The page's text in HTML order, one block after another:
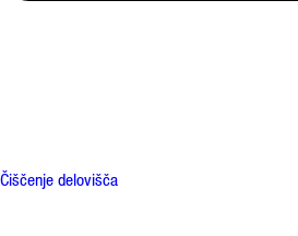
Čiščenje delovišča